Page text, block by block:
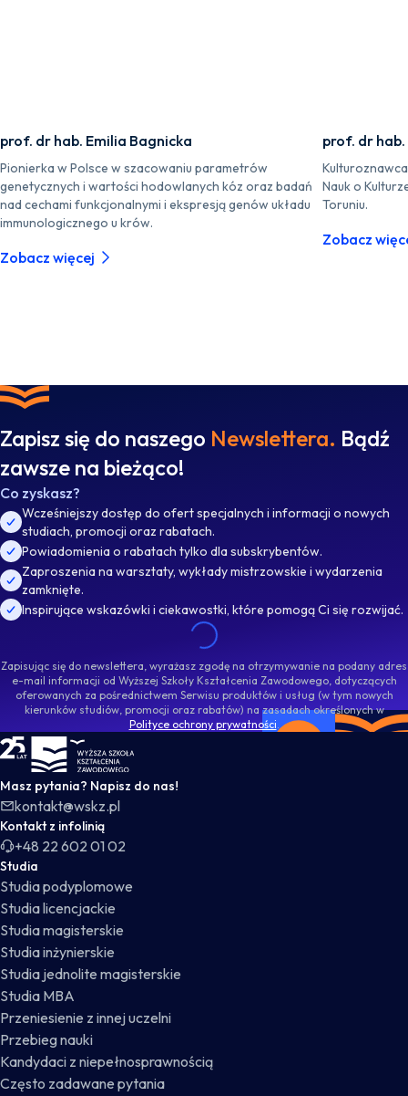
prof. dr hab. Emilia Bagnicka
Pionierka w Polsce w szacowaniu parametrów
genetycznych i wartości hodowlanych kóz oraz badań
nad cechami funkcjonalnymi i ekspresją genów układu
immunologicznego u krów.
Zobacz więcej
prof. dr
Nauk o
Toruniu.
Zobacz
Zapisz się do naszego Newslettera. Bądź
zawsze na bieżąco!
Co zyskasz?
Wcześniejszy dostęp do ofert specjalnych i informacji o nowych
studiach, promocji oraz rabatach.
Powiadomienia o rabatach tylko dla subskrybentów.
Zaproszenia na warsztaty, wykłady mistrzowskie i wydarzenia
zamknięte.
Inspirujące wskazówki i ciekawostki, które pomogą Ci się rozwijać.
Zapisując się do newslettera, wyrażasz zgodę na otrzymywanie na podany adres
e-mail informacji od Wyższej Szkoły Kształcenia Zawodowego, dotyczących
oferowanych za pośrednictwem Serwisu produktów i usług (w tym nowych
kierunków studiów, promocji oraz rabatów) na zasadach określonych w
Polityce ochrony prywatności.
WSKZ - strona główna
Masz pytania? Napisz do nas!
kontakt@wskz.pl
Kontakt z infolinią
+48 22 602 01 02
Studia
Studia podyplomowe
Studia licencjackie
Studia magisterskie
Studia inżynierskie
Studia jednolite magisterskie
Studia MBA
Przeniesienie z innej uczelni
Przebieg nauki
Kandydaci z niepełnosprawnością
Często zadawane pytania